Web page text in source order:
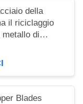
della
il riciclaggio
di
HRC 55
Blades